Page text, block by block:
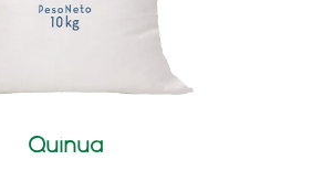
Quinua